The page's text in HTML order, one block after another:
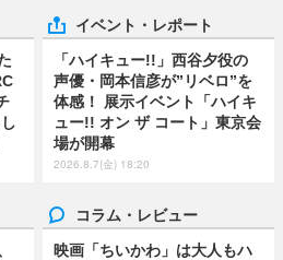
イベント・レポート
「ハイキュー!!」西谷夕役の
声優・岡本信彦が”リベロ”を
体感！ 展示イベント「ハイキ
ュー!! オン ザ コート」東京会
場が開幕
2026.8.7(金) 18:20
コラム・レビュー
映画「ちいかわ」は大人もハ